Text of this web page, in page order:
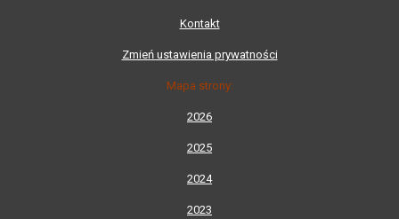
Kontakt
Zmień ustawienia prywatności
Mapa strony:
2026
2025
2024
2023